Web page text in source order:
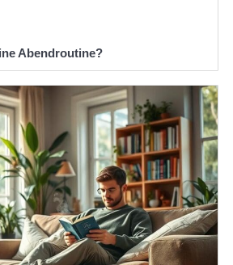
Abendroutine?